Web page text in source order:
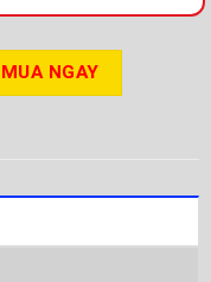
MUA NGAY